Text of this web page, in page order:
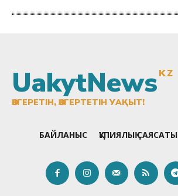
UakytNewsKZ
ӨЗГЕРЕТІН, ӨЗГЕРТЕТІН УАҚЫТ!
БАЙЛАНЫС ҚҰПИЯЛЫҚ САЯСАТЫ